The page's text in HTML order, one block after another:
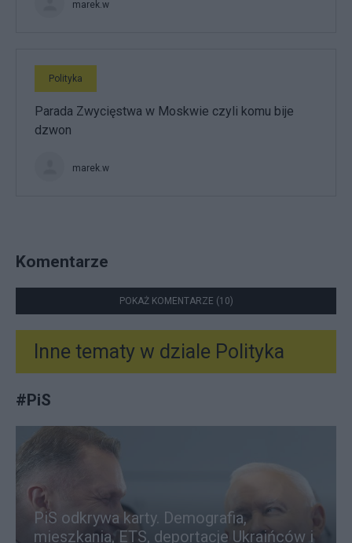
marek.w
Polityka
Parada Zwycięstwa w Moskwie czyli komu bije
dzwon
marek.w
Komentarze
POKAŻ KOMENTARZE (10)
Inne tematy w dziale Polityka
#PiS
PiS odkrywa karty. Demografia,
mieszkania, ETS, deportacje Ukraińców i